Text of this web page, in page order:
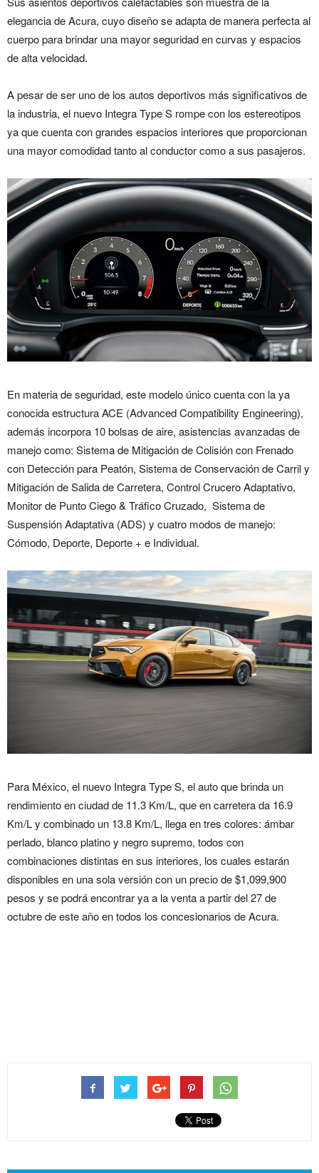
elegancia de Acura, cuyo diseño se adapta de manera perfecta al
cuerpo para brindar una mayor seguridad en curvas y espacios
de alta velocidad.
A pesar de ser uno de los autos deportivos más significativos de
la industria, el nuevo Integra Type S rompe con los estereotipos
ya que cuenta con grandes espacios interiores que proporcionan
una mayor comodidad tanto al conductor como a sus pasajeros.
En materia de seguridad, este modelo único cuenta con la ya
conocida estructura ACE (Advanced Compatibility Engineering),
además incorpora 10 bolsas de aire, asistencias avanzadas de
manejo como: Sistema de Mitigación de Colisión con Frenado
con Detección para Peatón, Sistema de Conservación de Carril y
Mitigación de Salida de Carretera, Control Crucero Adaptativo,
Monitor de Punto Ciego & Tráfico Cruzado, Sistema de
Suspensión Adaptativa (ADS) y cuatro modos de manejo:
Cómodo, Deporte, Deporte + e Individual.
Para México, el nuevo Integra Type S, el auto que brinda un
rendimiento en ciudad de 11.3 Km/L, que en carretera da 16.9
Km/L y combinado un 13.8 Km/L, llega en tres colores: ámbar
perlado, blanco platino y negro supremo, todos con
combinaciones distintas en sus interiores, los cuales estarán
disponibles en una sola versión con un precio de $1,099,900
pesos y se podrá encontrar ya a la venta a partir del 27 de
octubre de este año en todos los concesionarios de Acura.